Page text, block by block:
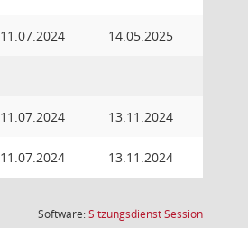
11.07.2024 14.05.2025
11.07.2024 13.11.2024
11.07.2024 13.11.2024
Software:SitzungsdienstSession(Wird in